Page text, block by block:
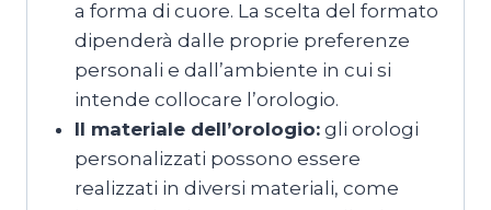
a forma di cuore. La scelta del formato
dipenderà dalle proprie preferenze
personali e dall’ambiente in cui si
intende collocare l’orologio.
Il materiale dell’orologio:gli orologi
personalizzati possono essere
realizzati in diversi materiali, come